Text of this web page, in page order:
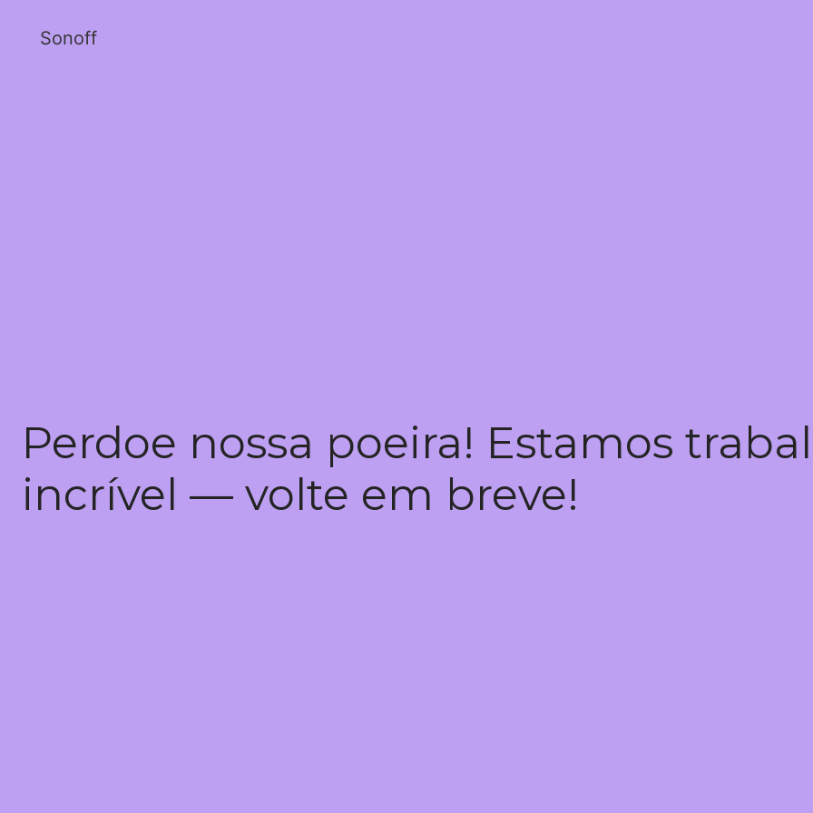
Sonoff
Perdoe nossa poeira! Estamos
incrível — volte em breve!